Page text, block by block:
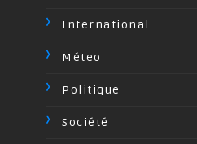
International
Méteo
Politique
Société